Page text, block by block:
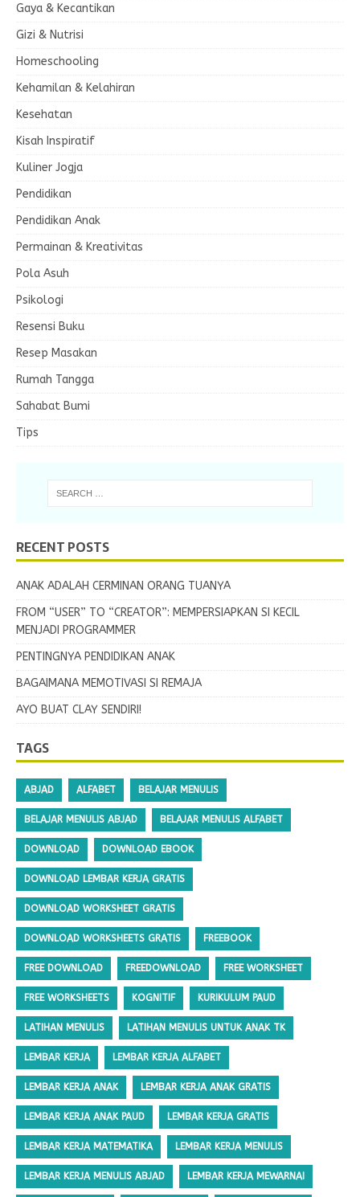
Gaya & Kecantikan
Gizi & Nutrisi
Homeschooling
Kehamilan & Kelahiran
Kesehatan
Kisah Inspiratif
Kuliner Jogja
Pendidikan
Pendidikan Anak
Permainan & Kreativitas
Pola Asuh
Psikologi
Resensi Buku
Resep Masakan
Rumah Tangga
Sahabat Bumi
Tips
RECENT POSTS
ANAK ADALAH CERMINAN ORANG TUANYA
FROM “USER” TO “CREATOR”: MEMPERSIAPKAN SI KECIL
MENJADI PROGRAMMER
PENTINGNYA PENDIDIKAN ANAK
BAGAIMANA MEMOTIVASI SI REMAJA
AYO BUAT CLAY SENDIRI!
TAGS
ABJAD ALFABET BELAJAR MENULIS
BELAJAR MENULIS ABJAD BELAJAR MENULIS ALFABET
DOWNLOAD DOWNLOAD EBOOK
DOWNLOAD LEMBAR KERJA GRATIS
DOWNLOAD WORKSHEET GRATIS
DOWNLOAD WORKSHEETS GRATIS FREEBOOK
FREE DOWNLOAD FREEDOWNLOAD FREE WORKSHEET
FREE WORKSHEETS KOGNITIF KURIKULUM PAUD
LATIHAN MENULIS LATIHAN MENULIS UNTUK ANAK TK
LEMBAR KERJA LEMBAR KERJA ALFABET
LEMBAR KERJA ANAK LEMBAR KERJA ANAK GRATIS
LEMBAR KERJA ANAK PAUD LEMBAR KERJA GRATIS
LEMBAR KERJA MATEMATIKA LEMBAR KERJA MENULIS
LEMBAR KERJA MENULIS ABJAD LEMBAR KERJA MEWARNAI